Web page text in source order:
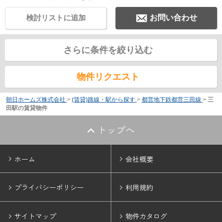
お問い合わせ
検討リストに追加
さらに条件を絞り込む
物件リクエスト
朝日ホームズ株式会社 > (賃貸)路線・駅から探す > 都営地下鉄都営三田線 > 三
田駅の賃貸物件
トップへ
ホーム 会社概要
プライバシーポリシー 利用規約
サイトマップ 物件カタログ